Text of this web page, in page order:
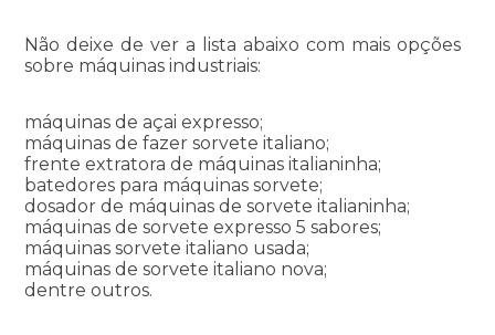
Não deixe de ver a lista abaixo com mais opções
sobre máquinas industriais:
máquinas de açai expresso;
máquinas de fazer sorvete italiano;
frente extratora de máquinas italianinha;
batedores para máquinas sorvete;
dosador de máquinas de sorvete italianinha;
máquinas de sorvete expresso 5 sabores;
máquinas sorvete italiano usada;
máquinas de sorvete italiano nova;
dentre outros.